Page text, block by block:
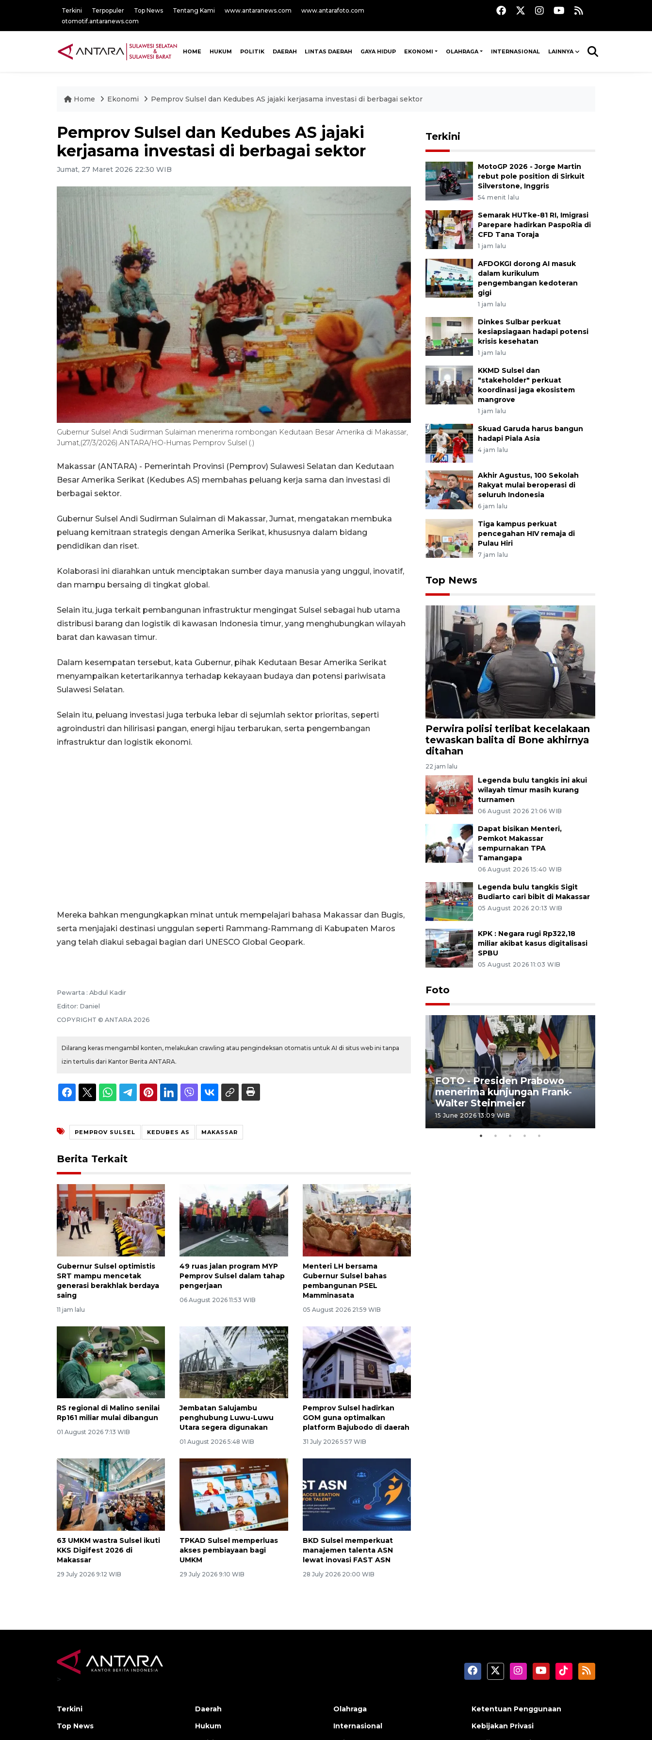
Terkini Terpopuler Top News Tentang Kami www.antaranews.com
www.antarafoto.com
otomotif.antaranews.com
HOME HUKUM POLITIK DAERAH LINTAS DAERAH GAYA HIDUP EKONOMI OLAHRAGA INTERNASIONAL LAINNYA
Home Ekonomi Pemprov Sulsel dan Kedubes AS jajaki kerjasama investasi di berbagai sektor
Pemprov Sulsel dan Kedubes AS jajaki
kerjasama investasi di berbagai sektor
Jumat, 27 Maret 2026 22:30 WIB
Gubernur Sulsel Andi Sudirman Sulaiman menerima rombongan Kedutaan Besar Amerika di Makassar,
Jumat,(27/3/2026).ANTARA/HO-Humas Pemprov Sulsel (.)
Makassar (ANTARA) - Pemerintah Provinsi (Pemprov) Sulawesi Selatan dan Kedutaan
Besar Amerika Serikat (Kedubes AS) membahas peluang kerja sama dan investasi di
berbagai sektor.
Gubernur Sulsel Andi Sudirman Sulaiman di Makassar, Jumat, mengatakan membuka
peluang kemitraan strategis dengan Amerika Serikat, khususnya dalam bidang
pendidikan dan riset.
Kolaborasi ini diarahkan untuk menciptakan sumber daya manusia yang unggul, inovatif,
dan mampu bersaing di tingkat global.
Selain itu, juga terkait pembangunan infrastruktur mengingat Sulsel sebagai hub utama
distribusi barang dan logistik di kawasan Indonesia timur, yang menghubungkan wilayah
barat dan kawasan timur.
Dalam kesempatan tersebut, kata Gubernur, pihak Kedutaan Besar Amerika Serikat
menyampaikan ketertarikannya terhadap kekayaan budaya dan potensi pariwisata
Sulawesi Selatan.
Selain itu, peluang investasi juga terbuka lebar di sejumlah sektor prioritas, seperti
agroindustri dan hilirisasi pangan, energi hijau terbarukan, serta pengembangan
infrastruktur dan logistik ekonomi.
Mereka bahkan mengungkapkan minat untuk mempelajari bahasa Makassar dan Bugis,
serta menjajaki destinasi unggulan seperti Rammang-Rammang di Kabupaten Maros
yang telah diakui sebagai bagian dari UNESCO Global Geopark.
Pewarta : Abdul Kadir
Editor: Daniel
COPYRIGHT © ANTARA 2026
Dilarang keras mengambil konten, melakukan crawling atau pengindeksan otomatis untuk AI di situs web ini tanpa
izin tertulis dari Kantor Berita ANTARA.
PEMPROV SULSEL KEDUBES AS MAKASSAR
Berita Terkait
Gubernur Sulsel optimistis
SRT mampu mencetak
generasi berakhlak berdaya
saing
11 jam lalu
49 ruas jalan program MYP
Pemprov Sulsel dalam tahap
pengerjaan
06 August 2026 11:53 WIB
Menteri LH bersama
Gubernur Sulsel bahas
pembangunan PSEL
Mamminasata
05 August 2026 21:59 WIB
RS regional di Malino senilai
Rp161 miliar mulai dibangun
01 August 2026 7:13 WIB
Jembatan Salujambu
penghubung Luwu-Luwu
Utara segera digunakan
01 August 2026 5:48 WIB
Pemprov Sulsel hadirkan
GOM guna optimalkan
platform Bajubodo di daerah
31 July 2026 5:57 WIB
63 UMKM wastra Sulsel ikuti
KKS Digifest 2026 di
Makassar
29 July 2026 9:12 WIB
TPKAD Sulsel memperluas
akses pembiayaan bagi
UMKM
29 July 2026 9:10 WIB
BKD Sulsel memperkuat
manajemen talenta ASN
lewat inovasi FAST ASN
28 July 2026 20:00 WIB
Terkini
MotoGP 2026 - Jorge Martin
rebut pole position di Sirkuit
Silverstone, Inggris
54 menit lalu
Semarak HUTke-81 RI, Imigrasi
Parepare hadirkan PaspoRia di
CFD Tana Toraja
1 jam lalu
AFDOKGI dorong AI masuk
dalam kurikulum
pengembangan kedoteran
gigi
1 jam lalu
Dinkes Sulbar perkuat
kesiapsiagaan hadapi potensi
krisis kesehatan
1 jam lalu
KKMD Sulsel dan
"stakeholder" perkuat
koordinasi jaga ekosistem
mangrove
1 jam lalu
Skuad Garuda harus bangun
hadapi Piala Asia
4 jam lalu
Akhir Agustus, 100 Sekolah
Rakyat mulai beroperasi di
seluruh Indonesia
6 jam lalu
Tiga kampus perkuat
pencegahan HIV remaja di
Pulau Hiri
7 jam lalu
Top News
Perwira polisi terlibat kecelakaan
tewaskan balita di Bone akhirnya
ditahan
22 jam lalu
Legenda bulu tangkis ini akui
wilayah timur masih kurang
turnamen
06 August 2026 21:06 WIB
Dapat bisikan Menteri,
Pemkot Makassar
sempurnakan TPA
Tamangapa
06 August 2026 15:40 WIB
Legenda bulu tangkis Sigit
Budiarto cari bibit di Makassar
05 August 2026 20:13 WIB
KPK : Negara rugi Rp322,18
miliar akibat kasus digitalisasi
SPBU
05 August 2026 11:03 WIB
Foto
FOTO - Presiden Prabowo
menerima kunjungan Frank-
Walter Steinmeier
15 June 2026 13:09 WIB
>
Terkini
Top News
Daerah
Hukum
Olahraga
Internasional
Ketentuan Penggunaan
Kebijakan Privasi